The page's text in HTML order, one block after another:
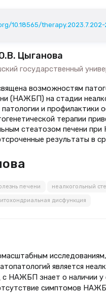
10.18565/therapy.2023.7.202-
Цыганова
государственный
возможностям
(НАЖБП) на стадии
и профилактики
терапии
стеатозом печени
результаты в
печени неалкогольный
дисфункция
является
с НАЖБП знает о наличии
симптомов